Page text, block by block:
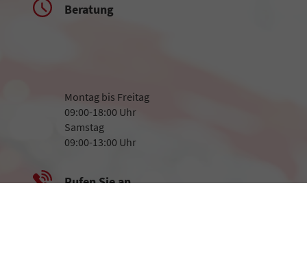
Beratung
Montag bis Freitag
09:00-18:00 Uhr
Samstag
09:00-13:00 Uhr
Rufen Sie an